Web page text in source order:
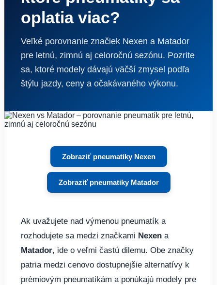
oplatia viac?
Veľké porovnanie značiek Nexen a Matador
pre letnú, zimnú aj celoročnú sezónu. Pozrite
sa, ktoré modely dávajú väčší zmysel podľa
štýlu jazdy, ceny a očakávaného výkonu.
Zobraziť pneumatiky Nexen
Zobraziť pneumatiky Matador
Ak uvažujete nad výmenou pneumatík a
rozhodujete sa medzi značkami Nexen a
Matador, ide o veľmi častú dilemu. Obe značky
patria medzi cenovo dostupnejšie alternatívy k
prémiovým pneumatikám a ponúkajú modely pre